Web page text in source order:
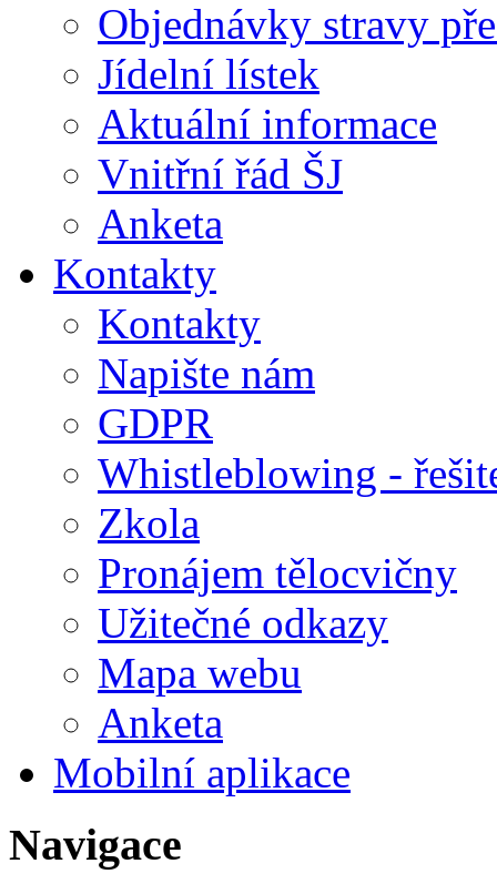
Objednávky stravy
Jídelní lístek
Aktuální informace
Vnitřní řád ŠJ
Anketa
Kontakty
Kontakty
Napište nám
GDPR
Whistleblowing -
Zkola
Pronájem tělocvičny
Užitečné odkazy
Mapa webu
Anketa
Mobilní aplikace
Navigace